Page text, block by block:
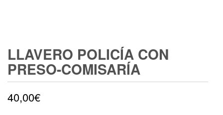
LLAVERO POLICÍA CON
PRESO-COMISARÍA
40,00€